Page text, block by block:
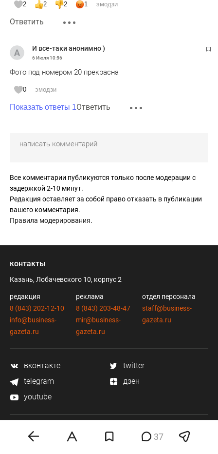
2 2 2 1 эмодзи
Ответить
И все-таки анонимно )
6 Июля10:56
Фото под номером 20 прекрасна
0 эмодзи
Показать ответы 1Ответить
Все комментарии публикуются только после модерации с
задержкой 2-10 минут.
Редакция оставляет за собой право отказать в публикации
вашего комментария.
Правила модерирования.
37
контакты
Казань, Лобачевского 10, корпус 2
редакция
8 (843) 202-12-10
info@business-
gazeta.ru
реклама
8 (843) 203-48-47
mir@business-
gazeta.ru
отдел персонала
staff@business-
gazeta.ru
вконтакте
twitter
telegram
дзен
youtube
мобильное приложение